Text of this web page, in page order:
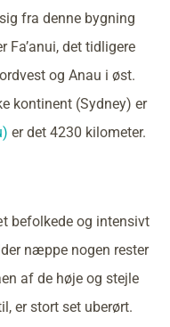
fra denne bygning
Fa’anui, det tidligere
og Anau i øst.
kontinent (Sydney) er
er det 4230 kilometer.
befolkede og intensivt
næppe nogen rester
af de høje og stejle
er stort set uberørt.